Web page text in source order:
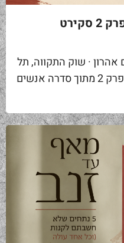
אנציקלופדיית הנתחים · פרק 2 סקירט
אהרון · שוק התקווה, תל
אביב אנציקלופדיית הנתחים · פרק 2 מתוך סדרה אנשים
שאלה ראשונה...